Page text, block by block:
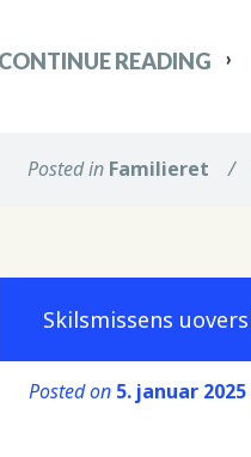
CONTINUE READING
Posted in Familieret /
Skilsmissens
Posted on 5. januar 2025